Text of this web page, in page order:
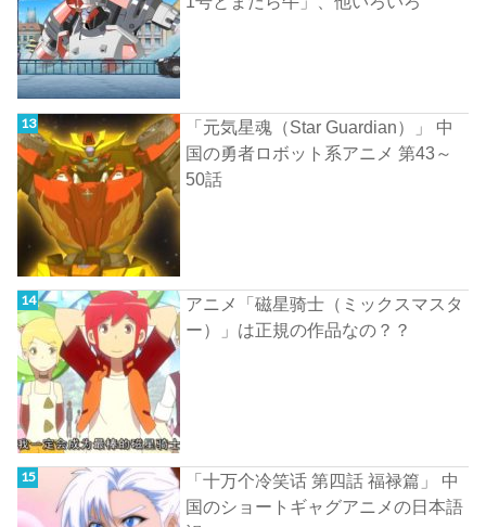
「元気星魂（Star Guardian）」 中
国の勇者ロボット系アニメ 第43～
50話
アニメ「磁星骑士（ミックスマスタ
ー）」は正規の作品なの？？
「十万个冷笑话 第四話 福禄篇」 中
国のショートギャグアニメの日本語